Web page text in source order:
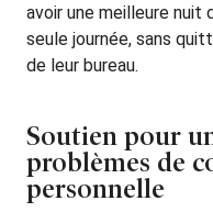
avoir une meilleure nuit
seule journée, sans
de leur bureau.
Soutien pour
problèmes de
personnelle